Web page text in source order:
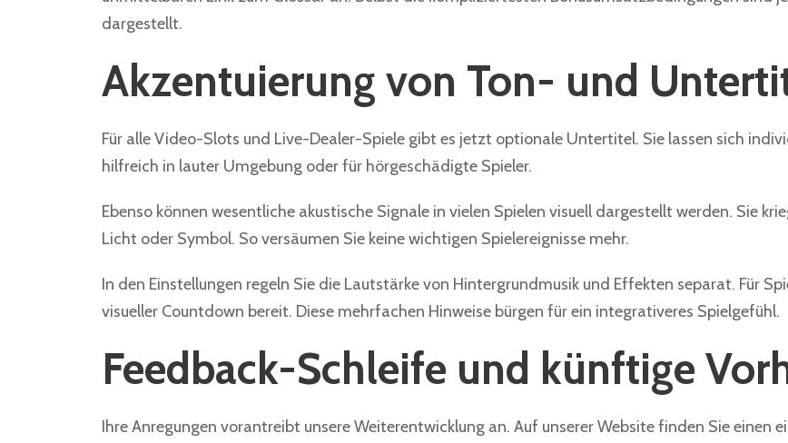
dargestellt.
Akzentuierung von Ton- und
Für alle Video-Slots und Live-Dealer-Spiele gibt es jetzt optionale Untertitel. Sie lassen sich
hilfreich in lauter Umgebung oder für hörgeschädigte Spieler.
Ebenso können wesentliche akustische Signale in vielen Spielen visuell dargestellt werden. Sie
Licht oder Symbol. So versäumen Sie keine wichtigen Spielereignisse mehr.
In den Einstellungen regeln Sie die Lautstärke von Hintergrundmusik und Effekten separat. Für
visueller Countdown bereit. Diese mehrfachen Hinweise bürgen für ein integrativeres Spielgefühl.
Feedback-Schleife und künftige
Ihre Anregungen vorantreibt unsere Weiterentwicklung an. Auf unserer Website finden Sie einen